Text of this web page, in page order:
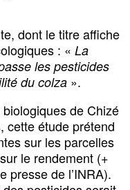
dont le titre affiche
: « La
les pesticides
du colza ».
de Chizé
cette étude prétend
sur les parcelles
le rendement (+
presse de l’INRA).